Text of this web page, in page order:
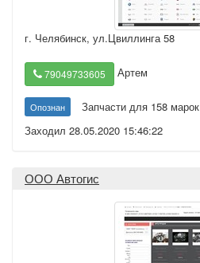
г. Челябинск, ул.Цвиллинга 58
79049733605 Артем
Опознан Запчасти для 158 марок
Заходил 28.05.2020 15:46:22
ООО Автогис